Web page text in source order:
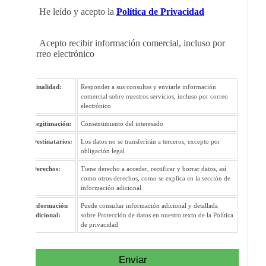
He leído y acepto la Política de Privacidad
Acepto recibir información comercial, incluso por
correo electrónico
Finalidad:
Responder a sus consultas y enviarle información
comercial sobre nuestros servicios, incluso por correo
electrónico
Legitimación: Consentimiento del interesado
Destinatarios:
Los datos no se transferirán a terceros, excepto por
obligación legal
Derechos:
Tiene derecho a acceder, rectificar y borrar datos, así
como otros derechos, como se explica en la sección de
información adicional
Información
adicional:
Puede consultar información adicional y detallada
sobre Protección de datos en nuestro texto de la Política
de privacidad
Enviar